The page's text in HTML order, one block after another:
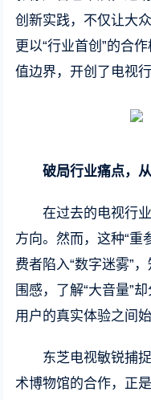
创新实践，不仅让大
更以“行业首创”的合
值边界，开创了电视
破局行业痛点，
在过去的电视行
方向。然而，这种“重
费者陷入“数字迷雾”
围感，了解“大音量”
用户的真实体验之间
东芝电视敏锐捕
术博物馆的合作，正